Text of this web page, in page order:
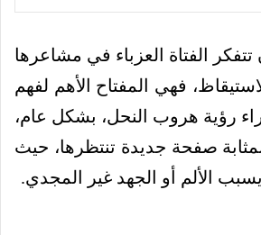
الفتاة العزباء في مشاعرها
فهي المفتاح الأهم لفهم
رؤية هروب النحل، بشكل عام،
صفحة جديدة تنتظرها، حيث
الألم أو الجهد غير المجدي.